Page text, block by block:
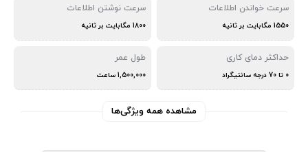
سرعت خواندن اطلاعات
1550 مگابایت بر ثانیه
سرعت نوشتن اطلاعات
1800 مگابایت بر ثانیه
حداکثر دمای کاری
0 تا 70 درجه سانتیگراد
طول عمر
1,500,000 ساعت
مشاهده همه ویژگی‌ها